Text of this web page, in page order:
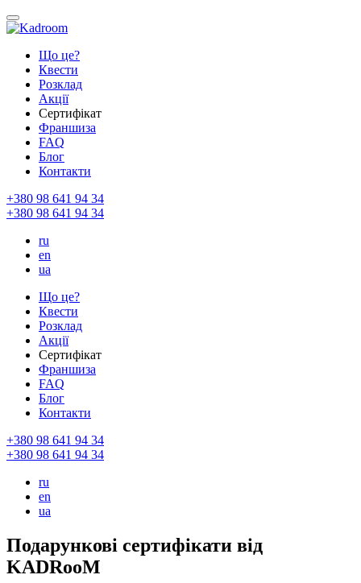
Що це?
Квести
Розклад
Акції
Сертифікат
Франшиза
FAQ
Блог
Контакти
+380 98 641 94 34
+380 98 641 94 34
ru
en
ua
Що це?
Квести
Розклад
Акції
Сертифікат
Франшиза
FAQ
Блог
Контакти
+380 98 641 94 34
+380 98 641 94 34
ru
en
ua
Подарункові сертифікати від
KADRooM